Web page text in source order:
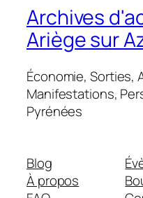
Archives
Ariège sur
Économie, Sorties,
Manifestations,
Pyrénées
Blog
À propos